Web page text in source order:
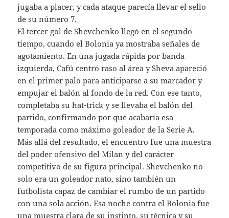
jugaba a placer, y cada ataque parecía llevar el sello
de su número 7.
El tercer gol de Shevchenko llegó en el segundo
tiempo, cuando el Bolonia ya mostraba señales de
agotamiento. En una jugada rápida por banda
izquierda, Cafú centró raso al área y Sheva apareció
en el primer palo para anticiparse a su marcador y
empujar el balón al fondo de la red. Con ese tanto,
completaba su hat-trick y se llevaba el balón del
partido, confirmando por qué acabaría esa
temporada como máximo goleador de la Serie A.
Más allá del resultado, el encuentro fue una muestra
del poder ofensivo del Milan y del carácter
competitivo de su figura principal. Shevchenko no
solo era un goleador nato, sino también un
futbolista capaz de cambiar el rumbo de un partido
con una sola acción. Esa noche contra el Bolonia fue
una muestra clara de su instinto, su técnica y su